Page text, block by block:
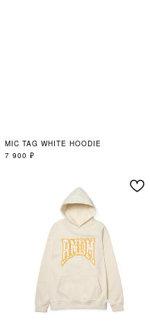
MIC TAG WHITE HOODIE
7 900 ₽